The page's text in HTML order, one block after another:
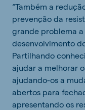
“Também a
prevenção da
grande problema
desenvolvimento
Partilhando
ajudar a melhorar
ajudando-os a
abertos para
apresentando os